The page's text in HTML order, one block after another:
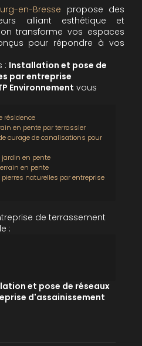
en-Bresse propose des
alliant esthétique et
transforme vos espaces
pour répondre à vos
: Installation et pose de
par entreprise
Environnement vous
résidence
en pente par terrassier
curage de canalisations pour
en pente
en pente
naturelles par entreprise
de terrassement
:
et pose de réseaux
d'assainissement